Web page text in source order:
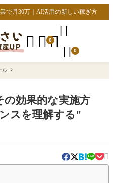
で月30万｜AI活用の新しい稼ぎ方
  0

 0
ル
の効果的な実施方
スを理解する"
